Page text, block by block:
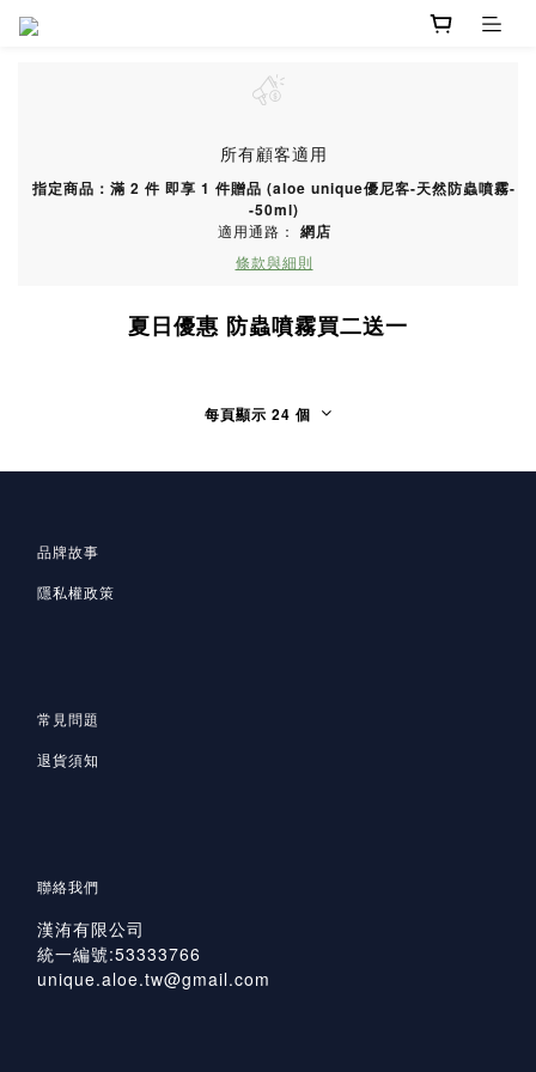
所有顧客適用
指定商品：滿 2 件 即享 1 件贈品 (aloe unique優尼客-天然防蟲噴霧-
-50ml)
適用通路： 網店
條款與細則
夏日優惠 防蟲噴霧買二送一
每頁顯示 24 個
品牌故事
隱私權政策
常見問題
退貨須知
聯絡我們
漢洧有限公司
統一編號:53333766
unique.aloe.tw@gmail.com